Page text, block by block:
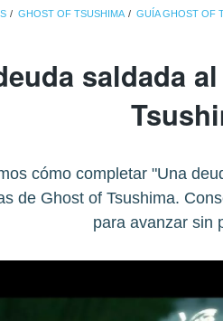
GHOST OF TSUSHIMA GUÍA GHOST OF
saldada
cómo completar "Una
de Ghost of Tsushima.
para avanzar sin